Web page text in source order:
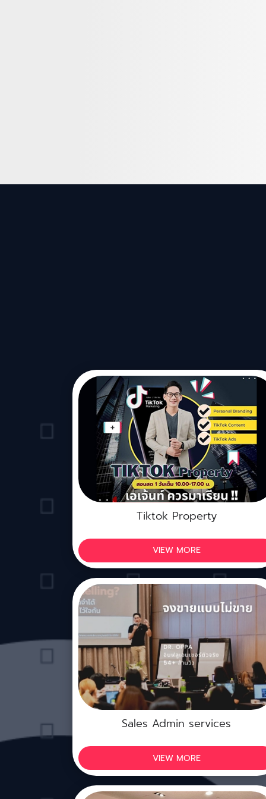
Tiktok Property
VIEW MORE
Sales Admin services
VIEW MORE